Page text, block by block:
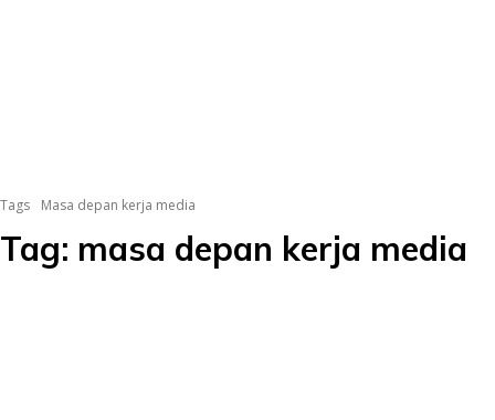
Tags Masa depan kerja media
Tag: masa depan kerja media